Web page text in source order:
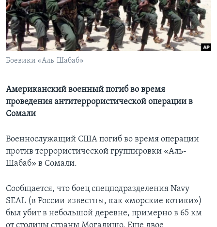
Learning English
СОЦИАЛЬНЫЕ СЕТИ
Языки
Боевики «Аль-Шабаб»
Американский военный погиб во время
проведения антитеррористической операции в
Сомали
Военнослужащий США погиб во время операции
против террористической группировки «Аль-
Шабаб» в Сомали.
Сообщается, что боец спецподразделения Navy
SEAL (в России известны, как «морские котики»)
был убит в небольшой деревне, примерно в 65 км